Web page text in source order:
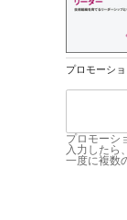
プロモーシ
プロモーシ
入力したら
一度に複数